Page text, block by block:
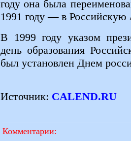
году она была
1991 году — в
В 1999 году указом
день образования
был установлен Днем
Источник: CALEND.RU
Комментарии: